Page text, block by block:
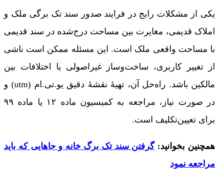
یکی از مشکلات رایج در فرایند صدور سند تک برگی ملک و
املاک قدیمی، مغایرت بین مساحت درج‌شده در سند قدیمی
با مساحت واقعی ملک است. این مسئله ممکن است ناشی
از تغییر کاربری، ساخت‌وساز غیراصولی یا اختلافات بین
مالکین باشد. راه‌حل آن، تهیۀ نقشۀ دقیق یو.تی.ام (utm) و
در صورت نیاز، مراجعه به کمیسیون ماده ۱۲ یا ماده ۹۹
برای تعیین‌تکلیف است.
همچنین بخوانید:گرفتن سند تک برگ خانه و جاهایی که باید
مراجعه نمود